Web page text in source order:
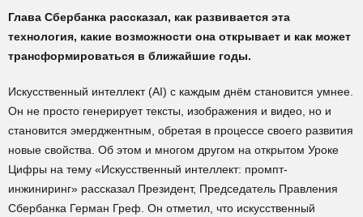
Глава Сбербанка рассказал, как развивается эта
технология, какие возможности она открывает и как может
трансформироваться в ближайшие годы.
Искусственный интеллект (AI) с каждым днём становится умнее.
Он не просто генерирует тексты, изображения и видео, но и
становится эмерджентным, обретая в процессе своего развития
новые свойства. Об этом и многом другом на открытом Уроке
Цифры на тему «Искусственный интеллект: промпт-
инжиниринг» рассказал Президент, Председатель Правления
Сбербанка Герман Греф. Он отметил, что искусственный